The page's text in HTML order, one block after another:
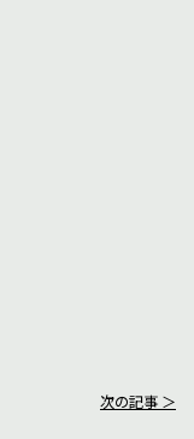
次の記事 ＞